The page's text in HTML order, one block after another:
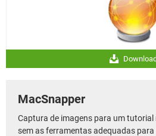
Download
MacSnapper
Captura de imagens para um tutorial
sem as ferramentas adequadas para